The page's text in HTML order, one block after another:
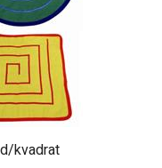
kvadrat